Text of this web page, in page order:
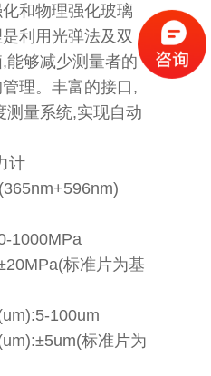
和物理强化玻璃
利用光弹法及双
能够减少测量者的
理。丰富的接口,
测量系统,实现自动
计
1000MPa
标准片为基
100um
标准片为